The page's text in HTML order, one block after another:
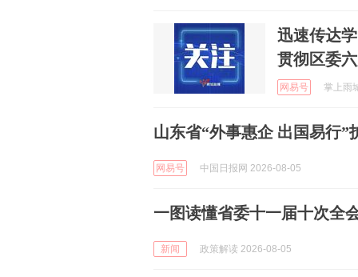
迅速传达
贯彻区委
网易号 掌上雨
山东省“外事惠企 出国易行
网易号 中国日报网 2026-08-05
一图读懂省委十一届十次全
新闻 政策解读 2026-08-05